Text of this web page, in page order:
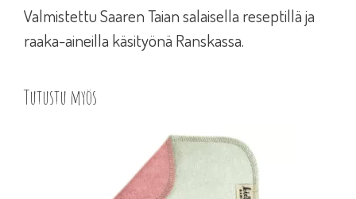
Valmistettu Saaren Taian salaisella reseptillä ja
raaka-aineilla käsityönä Ranskassa.
Tutustu myös